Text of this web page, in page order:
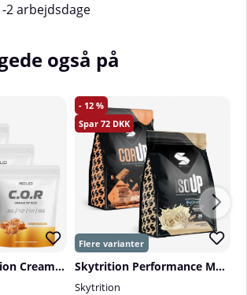
2 arbejdsdage
også på
4 x SOLID Nutrition Cream Of Rice, 1 kg
12
72
Skytrition Performance Meal
Skytrition